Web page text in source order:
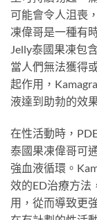
可能會令人沮喪
凍偉哥是一種有
Jelly泰國果凍包
當人們無法獲得
起作用，
液達到助勃的效
在性活動時，
泰國果凍偉哥可
強血液循環。
效的ED治療方法
用，從而導致更